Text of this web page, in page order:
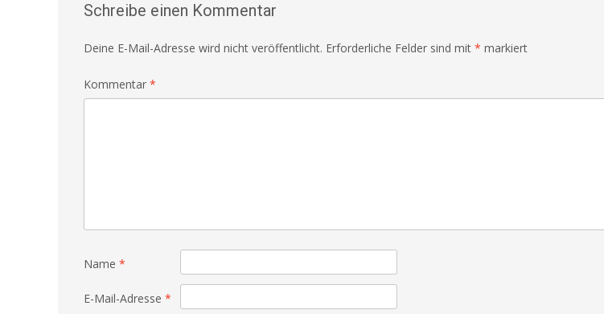
Schreibe einen Kommentar
Deine E-Mail-Adresse wird nicht veröffentlicht. Erforderliche Felder sind mit * markiert
Kommentar *
Name *
E-Mail-Adresse *